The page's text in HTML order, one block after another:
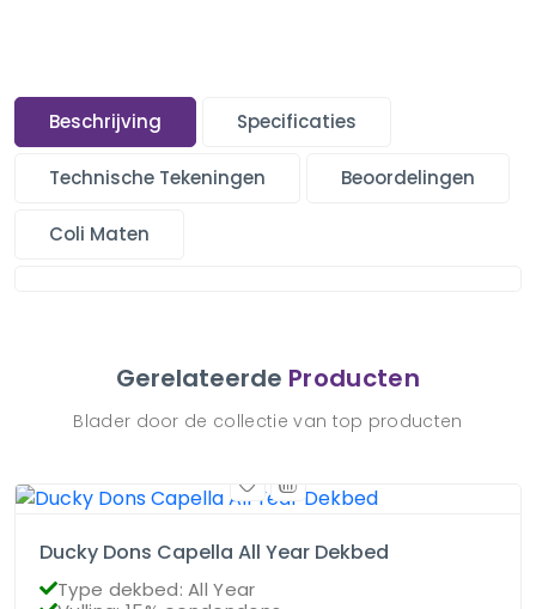
Beschrijving Specificaties
Technische Tekeningen Beoordelingen
Coli Maten
Gerelateerde Producten
Blader door de collectie van top producten
Ducky Dons Capella All Year Dekbed
Type dekbed: All Year